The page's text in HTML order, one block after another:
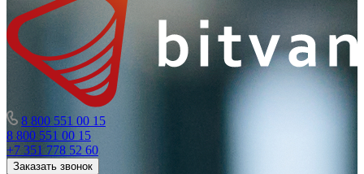
8 800 551 00 15
8 800 551 00 15
+7 351 778 52 60
Заказать звонок